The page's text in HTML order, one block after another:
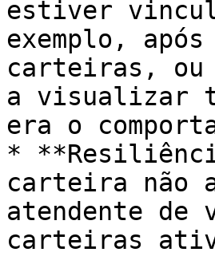
estiver
exemplo,
carteiras, ou
a visualizar
era o
*
carteira não
atendente
carteiras